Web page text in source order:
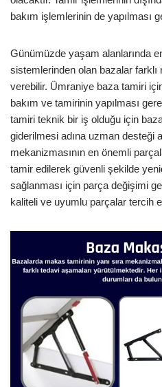
bakım işlemlerinin de yapılması
Günümüzde yaşam alanlarında
sistemlerinden olan bazalar farklı
verebilir. Ümraniye baza tamiri
bakım ve tamirinin yapılması
tamiri teknik bir iş olduğu için
giderilmesi adına uzman desteği
mekanizmasının en önemli
tamir edilerek güvenli şekilde
sağlanması için parça değişimi
kaliteli ve uyumlu parçalar tercih